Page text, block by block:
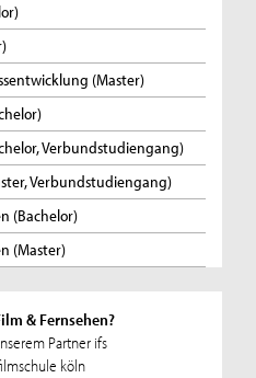
(Master)
Verbundstudiengang)
Verbundstudiengang)
(Bachelor)
(Master)
& Fernsehen?
Partner ifs
köln